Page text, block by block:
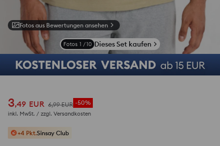
Fotos aus Bewertungen ansehen
Fotos 1 /10 Dieses Set kaufen
3,49 EUR 6,99 EUR -50%
inkl. MwSt. / zzgl. Versandkosten
+4 Pkt.Sinsay Club